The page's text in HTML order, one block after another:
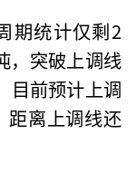
期统计仅剩2
，突破上调线
目前预计上调
离上调线还